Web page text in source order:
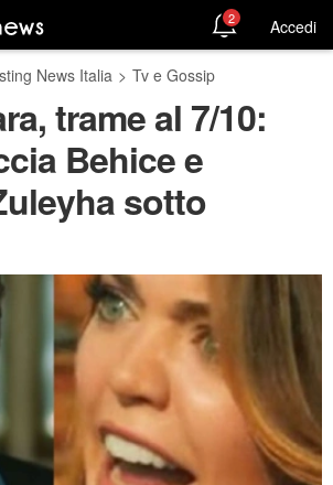
2 Accedi
News Italia > Tv e Gossip
trame al 7/10:
Behice e
sotto